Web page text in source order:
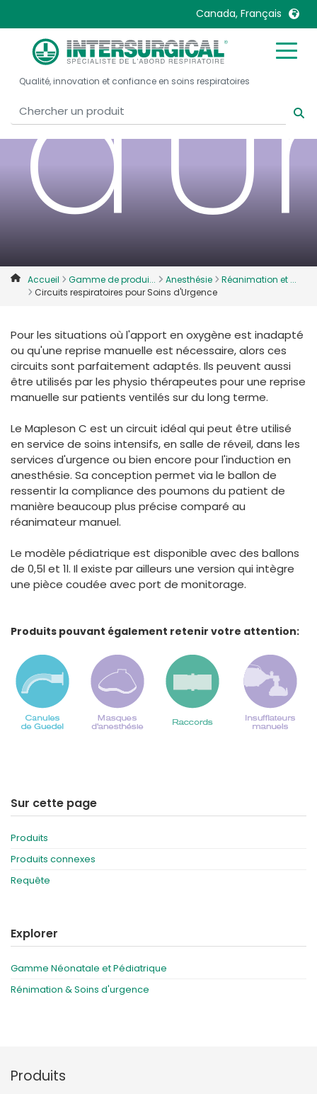
Canada, Français
United Kingdom
United States
Australia
Belgique, Français
Canada, English
Canada, Français
Denmark
Deutschland
France
Italia
Mexico
Nederlands
Russia
International English
Qualité, innovation et confiance en soins respiratoires
Accueil Gamme de produi... Anesthésie
Réanimation et ...
Circuits respiratoires pour Soins d'Urgence
Pour les situations où l'apport en oxygène est inadapté
ou qu'une reprise manuelle est nécessaire, alors ces
circuits sont parfaitement adaptés. Ils peuvent aussi
être utilisés par les physio thérapeutes pour une reprise
manuelle sur patients ventilés sur du long terme.
Le Mapleson C est un circuit idéal qui peut être utilisé
en service de soins intensifs, en salle de réveil, dans les
services d'urgence ou bien encore pour l'induction en
anesthésie. Sa conception permet via le ballon de
ressentir la compliance des poumons du patient de
manière beaucoup plus précise comparé au
réanimateur manuel.
Le modèle pédiatrique est disponible avec des ballons
de 0,5l et 1l. Il existe par ailleurs une version qui intègre
une pièce coudée avec port de monitorage.
Produits pouvant également retenir votre attention:
Sur cette page
Produits
Produits connexes
Requête
Explorer
Gamme Néonatale et Pédiatrique
Rénimation & Soins d'urgence
Produits